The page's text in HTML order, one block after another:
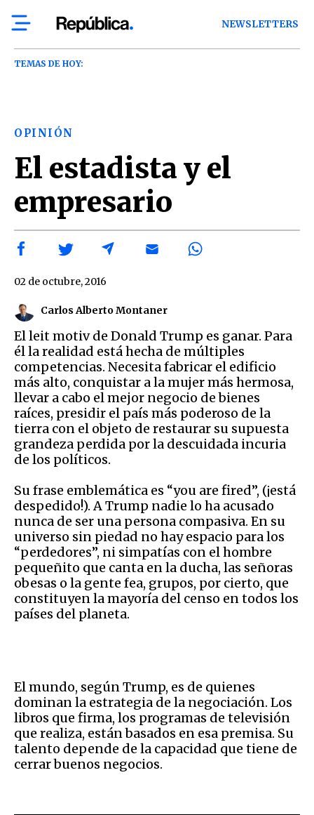
NEWSLETTERS
TEMAS DE HOY:
OPINIÓN
El estadista y el
empresario
Carlos Alberto Montaner
02 de octubre, 2016
El leit motiv de Donald Trump es ganar. Para
él la realidad está hecha de múltiples
competencias. Necesita fabricar el edificio
más alto, conquistar a la mujer más hermosa,
llevar a cabo el mejor negocio de bienes
raíces, presidir el país más poderoso de la
tierra con el objeto de restaurar su supuesta
grandeza perdida por la descuidada incuria
de los políticos.
Su frase emblemática es “you are fired”, (¡está
despedido!). A Trump nadie lo ha acusado
nunca de ser una persona compasiva. En su
universo sin piedad no hay espacio para los
“perdedores”, ni simpatías con el hombre
pequeñito que canta en la ducha, las señoras
obesas o la gente fea, grupos, por cierto, que
constituyen la mayoría del censo en todos los
países del planeta.
El mundo, según Trump, es de quienes
dominan la estrategia de la negociación. Los
libros que firma, los programas de televisión
que realiza, están basados en esa premisa. Su
talento depende de la capacidad que tiene de
cerrar buenos negocios.